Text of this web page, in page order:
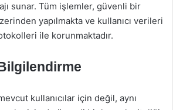
sunar. Tüm işlemler, güvenli bir
yapılmakta ve kullanıcı verileri
ile korunmaktadır.
kullanıcılar için değil, aynı